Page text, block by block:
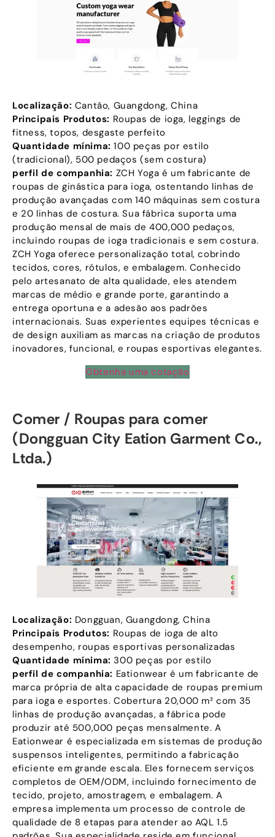
Localização: Cantão, Guangdong, China
Principais Produtos: Roupas de ioga, leggings de
fitness, topos, desgaste perfeito
Quantidade mínima: 100 peças por estilo
(tradicional), 500 pedaços (sem costura)
perfil de companhia: ZCH Yoga é um fabricante de
roupas de ginástica para ioga, ostentando linhas de
produção avançadas com 140 máquinas sem costura
e 20 linhas de costura. Sua fábrica suporta uma
produção mensal de mais de 400,000 pedaços,
incluindo roupas de ioga tradicionais e sem costura.
ZCH Yoga oferece personalização total, cobrindo
tecidos, cores, rótulos, e embalagem. Conhecido
pelo artesanato de alta qualidade, eles atendem
marcas de médio e grande porte, garantindo a
entrega oportuna e a adesão aos padrões
internacionais. Suas experientes equipes técnicas e
de design auxiliam as marcas na criação de produtos
inovadores, funcional, e roupas esportivas elegantes.
Obtenha uma cotação
Comer / Roupas para comer
(Dongguan City Eation Garment Co.,
Ltda.)
Localização: Dongguan, Guangdong, China
Principais Produtos: Roupas de ioga de alto
desempenho, roupas esportivas personalizadas
Quantidade mínima: 300 peças por estilo
perfil de companhia: Eationwear é um fabricante de
marca própria de alta capacidade de roupas premium
para ioga e esportes. Cobertura 20,000 m² com 35
linhas de produção avançadas, a fábrica pode
produzir até 500,000 peças mensalmente. A
Eationwear é especializada em sistemas de produção
suspensos inteligentes, permitindo a fabricação
eficiente em grande escala. Eles fornecem serviços
completos de OEM/ODM, incluindo fornecimento de
tecido, projeto, amostragem, e embalagem. A
empresa implementa um processo de controle de
qualidade de 8 etapas para atender ao AQL 1.5